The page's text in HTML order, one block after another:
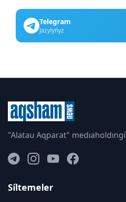
Telegram
Jazylyńyz
"Alatau Aqparat" medıaholdıngí
Síltemeler